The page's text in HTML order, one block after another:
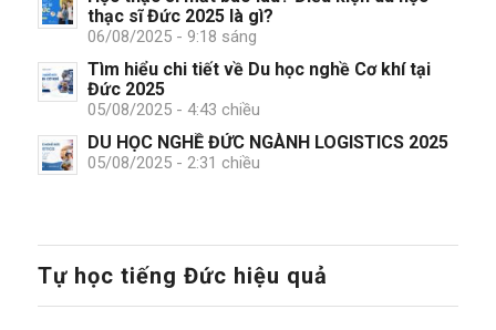
thạc sĩ Đức 2025 là gì?
06/08/2025 - 9:18 sáng
Tìm hiểu chi tiết về Du học nghề Cơ khí tại
Đức 2025
05/08/2025 - 4:43 chiều
DU HỌC NGHỀ ĐỨC NGÀNH LOGISTICS 2025
05/08/2025 - 2:31 chiều
Tự học tiếng Đức hiệu quả